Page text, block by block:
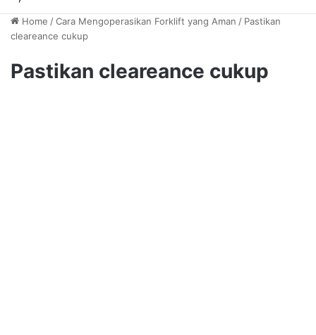
Home /Cara Mengoperasikan Forklift yang Aman / Pastikan
cleareance cukup
Pastikan cleareance cukup